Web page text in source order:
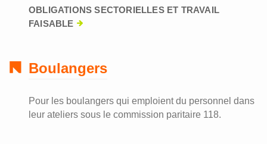
OBLIGATIONS SECTORIELLES ET TRAVAIL
FAISABLE
Boulangers
Pour les boulangers qui emploient du personnel dans
leur ateliers sous le commission paritaire 118.